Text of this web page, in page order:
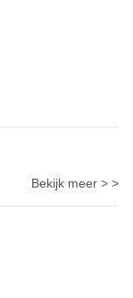
Bekijk meer > >